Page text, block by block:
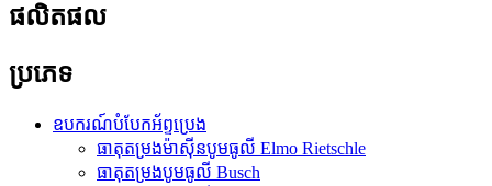
ផលិតផល
ប្រភេទ
ឧបករណ៍បំបែកអ័ព្ទប្រេង
ធាតុតម្រងម៉ាស៊ីនបូមធូលី Elmo Rietschle
ធាតុតម្រងបូមធូលី Busch